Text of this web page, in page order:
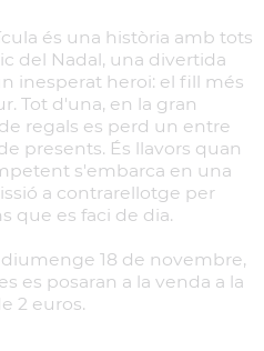
és una història amb tots
del Nadal, una divertida
inesperat heroi: el fill més
Tot d'una, en la gran
regals es perd un entre
presents. És llavors quan
s'embarca en una
a contrarellotge per
que es faci de dia.
18 de novembre,
es posaran a la venda a la
2 euros.